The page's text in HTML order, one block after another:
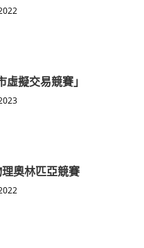
虛擬交易競賽」
奧林匹亞競賽